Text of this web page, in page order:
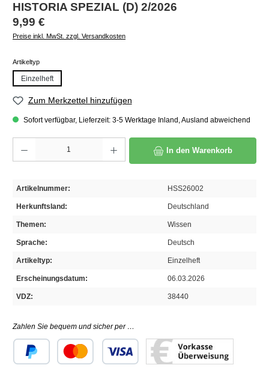
HISTORIA SPEZIAL (D) 2/2026
Regulärer Preis:
9,99 €
Preise inkl. MwSt. zzgl. Versandkosten
Artikeltypauswählen
Einzelheft
Zum Merkzettel hinzufügen
Sofort verfügbar, Lieferzeit: 3-5 Werktage Inland, Ausland abweichend
In den Warenkorb
Artikelnummer: HSS26002
Herkunftsland: Deutschland
Themen: Wissen
Sprache: Deutsch
Artikeltyp: Einzelheft
Erscheinungsdatum: 06.03.2026
VDZ: 38440
Zahlen Sie bequem und sicher per …